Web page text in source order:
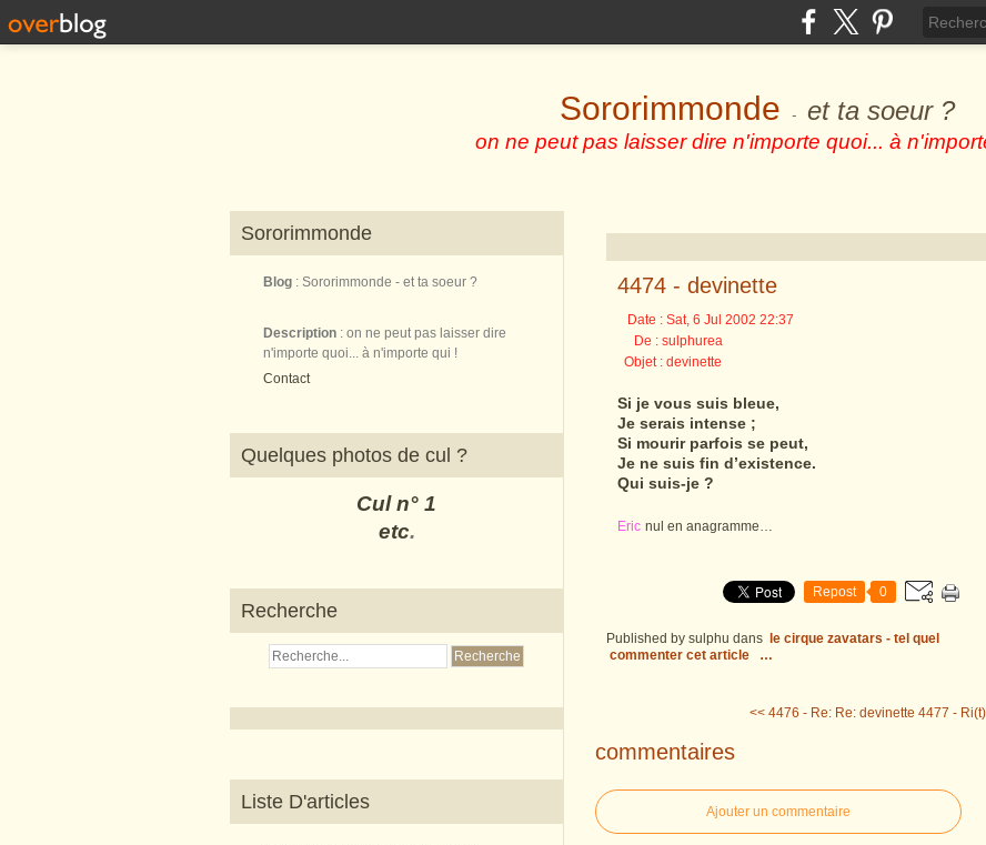
Sororimmonde - et ta soeur ?
on ne peut pas laisser dire n'importe quoi... à
Sororimmonde
Blog : Sororimmonde - et ta soeur ?
Description : on ne peut pas laisser dire
n'importe quoi... à n'importe qui !
Contact
Quelques photos de cul ?
Cul n° 1
etc.
Recherche
Liste D'articles
4474 - devinette
Date : Sat, 6 Jul 2002 22:37
De : sulphurea
Objet : devinette
Si je vous suis bleue,
Je serais intense ;
Si mourir parfois se peut,
Je ne suis fin d’existence.
Qui suis-je ?
Eric nul en anagramme…
Repost 0
Published by sulphu dans
le cirque zavatars - tel quel
commenter cet article
…
<< 4476 - Re: Re: devinette 4477 -
commentaires
Ajouter un commentaire